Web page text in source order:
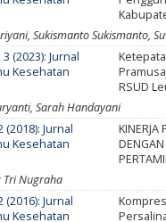
Sukismanto Sukismanto,
(2023): Jurnal
Kesehatan
RSUD
Sarah Handayani
(2018): Jurnal
Kesehatan
KINERJA
Tri Nugraha
(2016): Jurnal
Kesehatan